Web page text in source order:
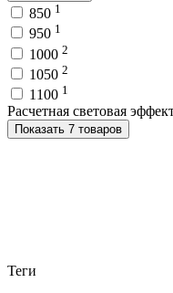
850 1
950 1
1000 2
1050 2
1100 1
Расчетная световая
Показать 7 товаров
Теги